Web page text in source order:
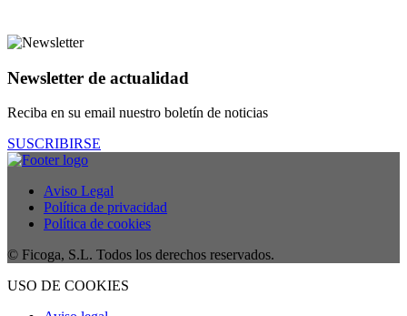
Newsletter de actualidad
Reciba en su email nuestro boletín de noticias
SUSCRIBIRSE
Aviso Legal
Política de privacidad
Política de cookies
© Ficoga, S.L. Todos los derechos reservados.
USO DE COOKIES